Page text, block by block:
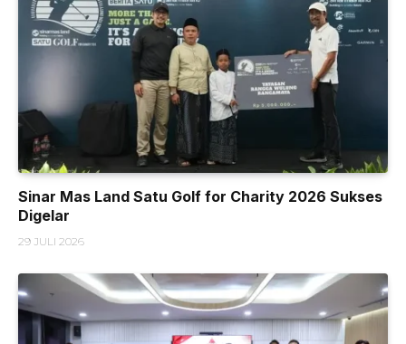
Sinar Mas Land Satu Golf for Charity 2026 Sukses
Digelar
29 JULI 2026